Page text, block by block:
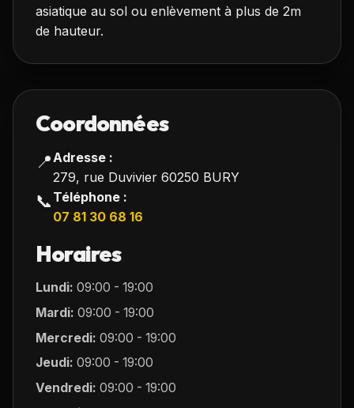
asiatique au sol ou enlèvement à plus de 2m
de hauteur.
Coordonnées
📍 Adresse :
279, rue Duvivier 60250 BURY
📞 Téléphone :
07 81 30 68 16
Horaires
Lundi: 09:00 - 19:00
Mardi: 09:00 - 19:00
Mercredi: 09:00 - 19:00
Jeudi: 09:00 - 19:00
Vendredi: 09:00 - 19:00